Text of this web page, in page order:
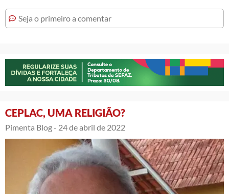
Seja o primeiro a comentar
CEPLAC, UMA RELIGIÃO?
Pimenta Blog - 24 de abril de 2022